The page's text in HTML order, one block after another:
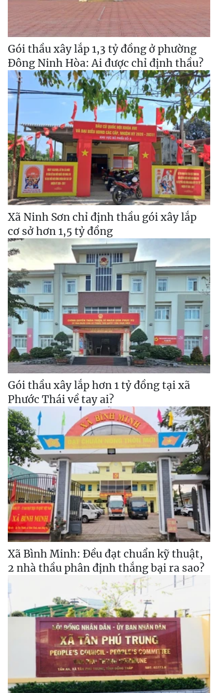
Gói thầu xây lắp 1,3 tỷ đồng ở phường
Đông Ninh Hòa: Ai được chỉ định thầu?
Xã Ninh Sơn chỉ định thầu gói xây lắp
cơ sở hơn 1,5 tỷ đồng
Gói thầu xây lắp hơn 1 tỷ đồng tại xã
Phước Thái về tay ai?
Xã Bình Minh: Đều đạt chuẩn kỹ thuật,
2 nhà thầu phân định thắng bại ra sao?